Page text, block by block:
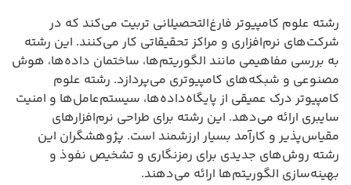
رشته علوم کامپیوتر فارغ‌التحصیلانی تربیت می‌کند که در
شرکت‌های نرم‌افزاری و مراکز تحقیقاتی کار می‌کنند. این رشته
به بررسی مفاهیمی مانند الگوریتم‌ها، ساختمان داده‌ها، هوش
مصنوعی و شبکه‌های کامپیوتری می‌پردازد. رشته علوم
کامپیوتر درک عمیقی از پایگاه‌داده‌ها، سیستم‌عامل‌ها و امنیت
سایبری ارائه می‌دهد. این رشته برای طراحی نرم‌افزارهای
مقیاس‌پذیر و کارآمد بسیار ارزشمند است. پژوهشگران این
رشته روش‌های جدیدی برای رمزنگاری و تشخیص نفوذ و
بهینه‌سازی الگوریتم‌ها ارائه می‌دهند.